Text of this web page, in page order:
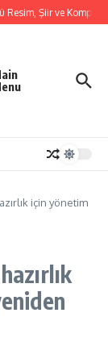
Şiir ve
için yönetim